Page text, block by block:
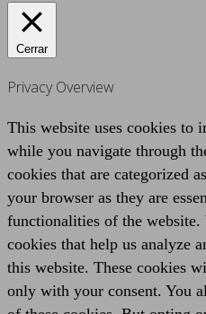
Cerrar
Privacy Overview
This website uses cookies to
while you navigate through
cookies that are categorized
your browser as they are
functionalities of the website.
cookies that help us analyze
this website. These cookies
only with your consent. You